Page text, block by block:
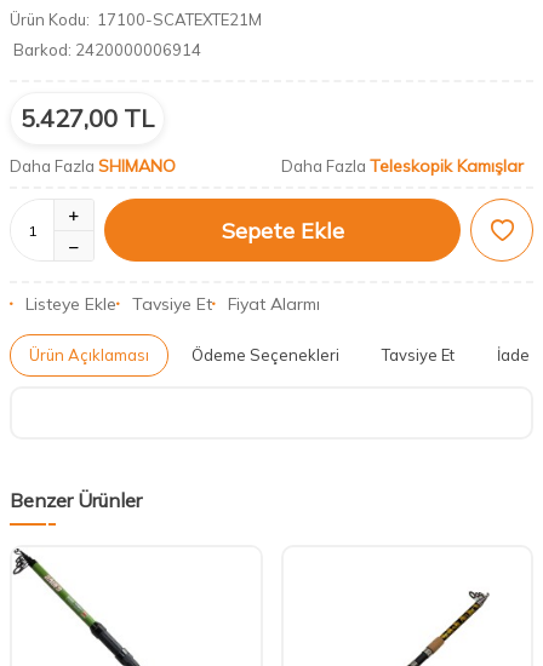
Ürün Kodu: 17100-SCATEXTE21M
Barkod: 2420000006914
5.427,00 TL
Daha Fazla SHIMANO Daha Fazla Teleskopik Kamışlar
Sepete Ekle
Listeye Ekle Tavsiye Et Fiyat Alarmı
Ürün Açıklaması Ödeme Seçenekleri Tavsiye Et İade
Benzer Ürünler